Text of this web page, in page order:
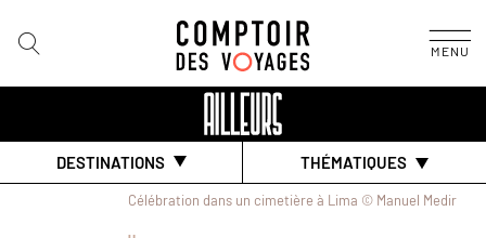
MENU
DESTINATIONS THÉMATIQUES
Célébration dans un cimetière à Lima © Manuel Medir